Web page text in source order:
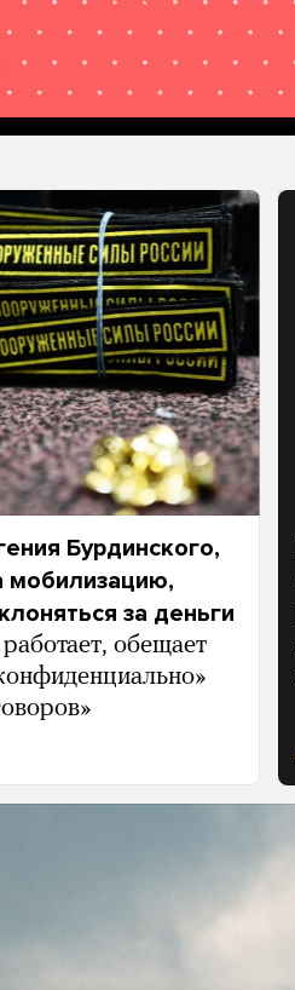
Бурдинского,
мобилизацию,
за деньги
обещает